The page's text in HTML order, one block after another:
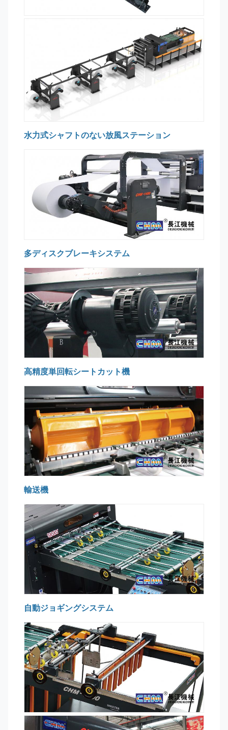
水力式シャフトのない放風ステーション
多ディスクブレーキシステム
高精度単回転シートカット機
輸送機
自動ジョギングシステム